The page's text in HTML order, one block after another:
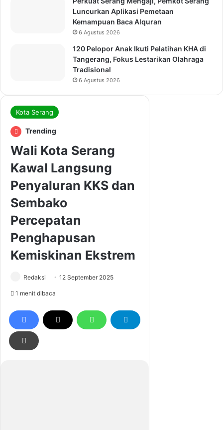
Luncurkan Aplikasi Pemetaan
Kemampuan Baca Alquran
6 Agustus 2026
120 Pelopor Anak Ikuti Pelatihan KHA di
Tangerang, Fokus Lestarikan Olahraga
Tradisional
6 Agustus 2026